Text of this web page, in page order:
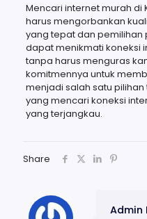
Mencari internet murah di
harus mengorbankan
yang tepat dan pemilihan
dapat menikmati koneksi
tanpa harus menguras
komitmennya untuk
menjadi salah satu
yang mencari koneksi
yang terjangkau.
Share
Admin